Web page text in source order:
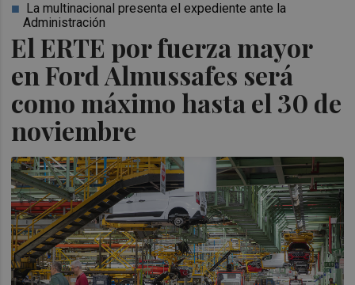
El ERTE por fuerza mayor
en Ford Almussafes será
como máximo hasta el 30 de
noviembre
La multinacional presenta el expediente ante la
Administración